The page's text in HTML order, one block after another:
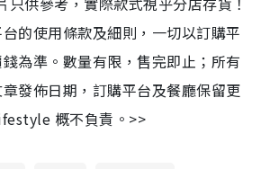
的使用條款及細則，一切以訂購平
為準。數量有限，售完即止；所有
發佈日期，訂購平台及餐廳保留更
概不負責。>>